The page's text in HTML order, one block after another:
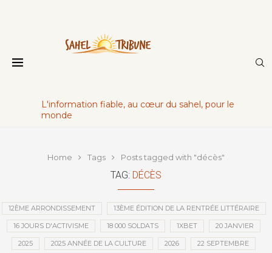
L'information fiable, au cœur du sahel, pour le
monde
Home Tags Posts tagged with "décès"
TAG: DÉCÈS
12ÈME ARRONDISSEMENT 13ÈME ÉDITION DE LA RENTRÉE LITTÉRAIRE
16 JOURS D'ACTIVISME 18 000 SOLDATS 1XBET 20 JANVIER
2025 2025 ANNÉE DE LA CULTURE 2026 22 SEPTEMBRE